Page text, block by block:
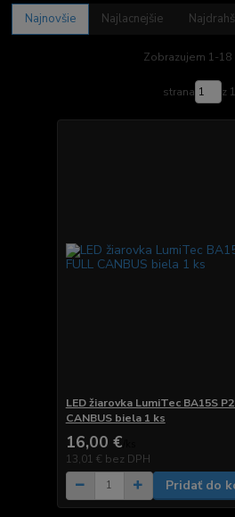
Najnovšie Najlacnejšie
Zobrazujem 1-18
strana z 1
LED žiarovka LumiTec BA15S
CANBUS biela 1 ks
16,00 €
13,01 € bez DPH
Pridať do